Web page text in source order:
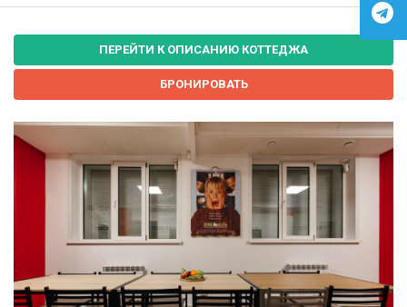
ПЕРЕЙТИ К ОПИСАНИЮ КОТТЕДЖА
БРОНИРОВАТЬ